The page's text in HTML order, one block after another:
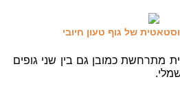
של גוף טעון חיובי
מתרחשת כמובן גם בין שני גופים